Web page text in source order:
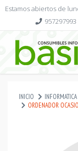
Estamos abiertos de
957297993
INICIO
ORDENADOR